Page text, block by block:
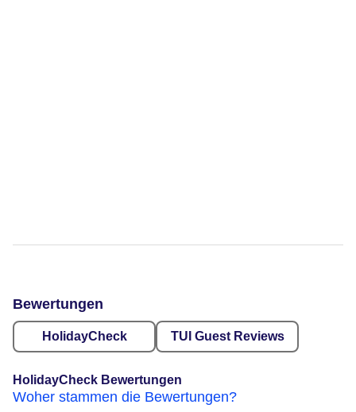
Bewertungen
HolidayCheck TUI Guest Reviews
HolidayCheck Bewertungen
Woher stammen die Bewertungen?